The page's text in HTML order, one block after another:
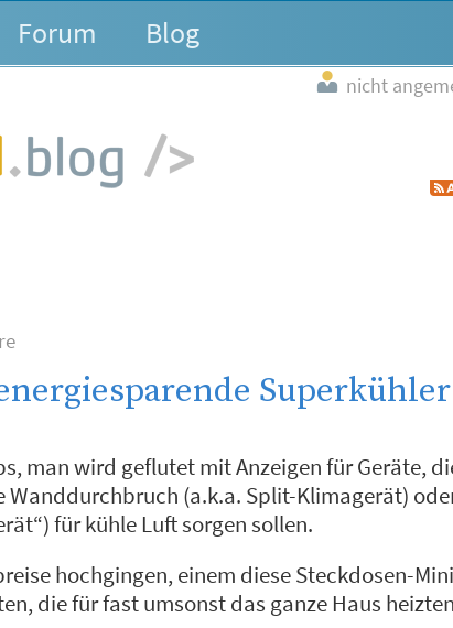
Forum Blog
nicht
Superkühler
man wird geflutet mit Anzeigen für Geräte,
Wanddurchbruch (a.k.a. Split-Klimagerät)
für kühle Luft sorgen sollen.
hochgingen, einem diese Steckdosen-
die für fast umsonst das ganze Haus